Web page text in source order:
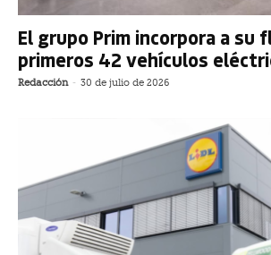
El grupo Prim incorpora a su
primeros 42 vehículos
Redacción - 30 de julio de 2026